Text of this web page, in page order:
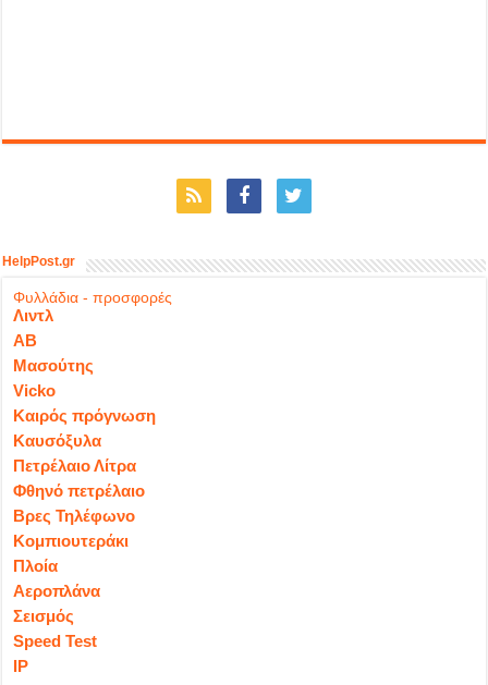
HelpPost.gr
Φυλλάδια - προσφορές
Λιντλ
ΑΒ
Μασούτης
Vicko
Καιρός πρόγνωση
Καυσόξυλα
Πετρέλαιο Λίτρα
Φθηνό πετρέλαιο
Βρες Τηλέφωνο
Κομπιουτεράκι
Πλοία
Αεροπλάνα
Σεισμός
Speed Test
IP